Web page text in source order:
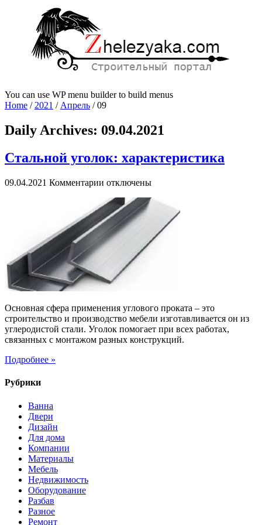
You can use WP menu builder to build menus
Home /2021 /Апрель /09
Daily Archives: 09.04.2021
Стальной уголок: характеристика
09.04.2021 Комментарии к
Стальной
уголок:
характеристика
отключены
Основная сфера применения углового проката – это
строительство и производство мебели изготавливается он из
углеродистой стали. Уголок помогает при всех работах,
связанных с монтажом разных конструкций.
Подробнее »
Рубрики
Ванна
Двери
Дизайн
Для дома
Компании
Материалы
Мебель
Недвижимость
Оборудование
Разбав
Разное
Ремонт